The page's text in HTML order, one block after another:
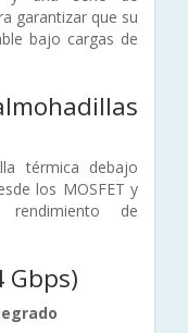
garantizar que su
bajo cargas de
térmica debajo
los MOSFET y
de
Gbps)